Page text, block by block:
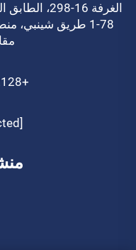
78-1 طريق شينبي،
+86-15998272128
[email protected]